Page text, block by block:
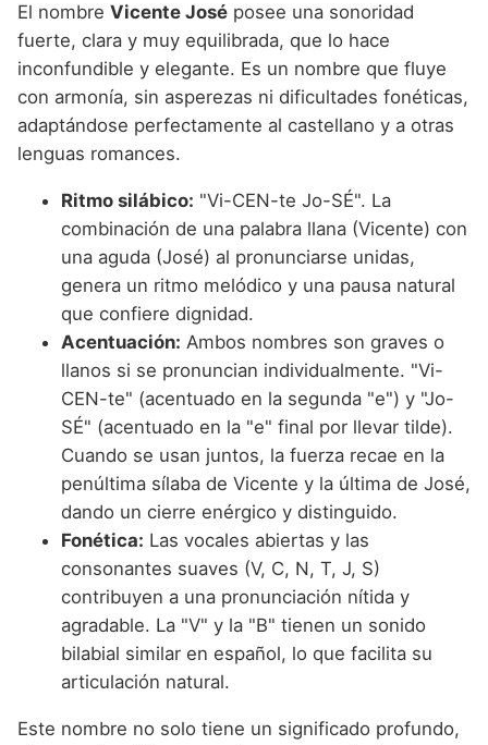
El nombre Vicente José posee una sonoridad
fuerte, clara y muy equilibrada, que lo hace
inconfundible y elegante. Es un nombre que fluye
con armonía, sin asperezas ni dificultades fonéticas,
adaptándose perfectamente al castellano y a otras
lenguas romances.
Ritmo silábico: "Vi-CEN-te Jo-SÉ". La
combinación de una palabra llana (Vicente) con
una aguda (José) al pronunciarse unidas,
genera un ritmo melódico y una pausa natural
que confiere dignidad.
Acentuación: Ambos nombres son graves o
llanos si se pronuncian individualmente. "Vi-
CEN-te" (acentuado en la segunda "e") y "Jo-
SÉ" (acentuado en la "e" final por llevar tilde).
Cuando se usan juntos, la fuerza recae en la
penúltima sílaba de Vicente y la última de José,
dando un cierre enérgico y distinguido.
Fonética: Las vocales abiertas y las
consonantes suaves (V, C, N, T, J, S)
contribuyen a una pronunciación nítida y
agradable. La "V" y la "B" tienen un sonido
bilabial similar en español, lo que facilita su
articulación natural.
Este nombre no solo tiene un significado profundo,